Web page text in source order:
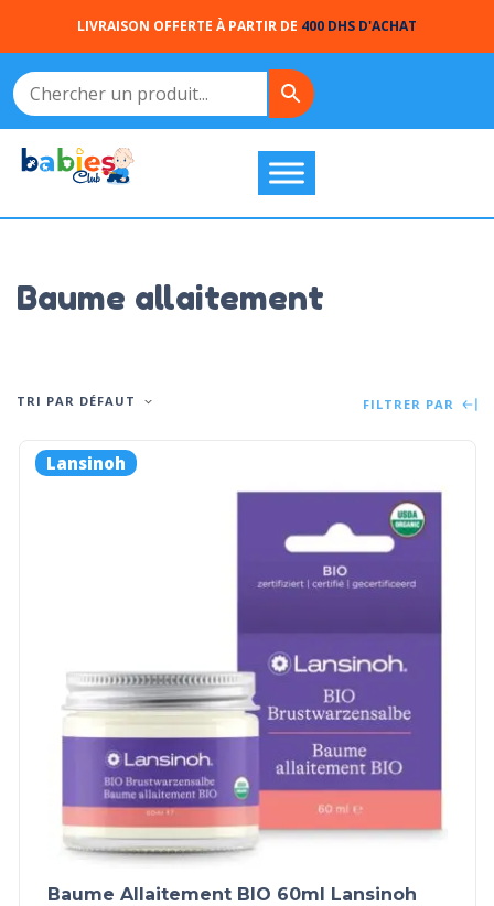
LIVRAISON OFFERTE À PARTIR DE 400 DHS D'ACHAT
Baume allaitement
TRI PAR DÉFAUT FILTRER PAR
Lansinoh
Baume Allaitement BIO 60ml Lansinoh